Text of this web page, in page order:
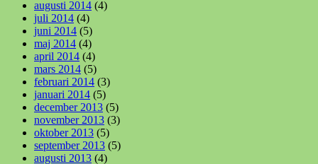
augusti 2014 (4)
juli 2014 (4)
juni 2014 (5)
maj 2014 (4)
april 2014 (4)
mars 2014 (5)
februari 2014 (3)
januari 2014 (5)
december 2013 (5)
november 2013 (3)
oktober 2013 (5)
september 2013 (5)
augusti 2013 (4)